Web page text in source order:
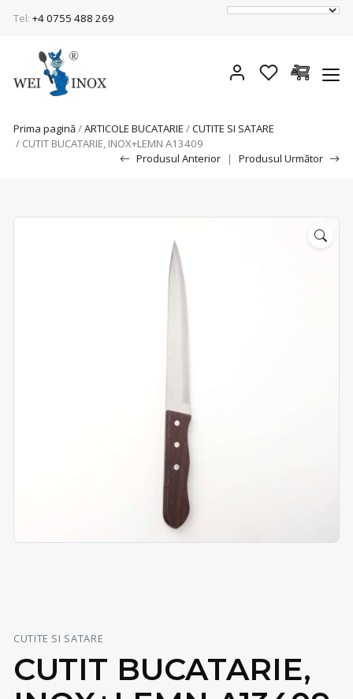
Tel: +4 0755 488 269
Prima pagină/ARTICOLE BUCATARIE /CUTITE SI SATARE
/ CUTIT BUCATARIE, INOX+LEMN A13409
Produsul Anterior
| Produsul Următor
CUTITE SI SATARE
CUTIT BUCATARIE,